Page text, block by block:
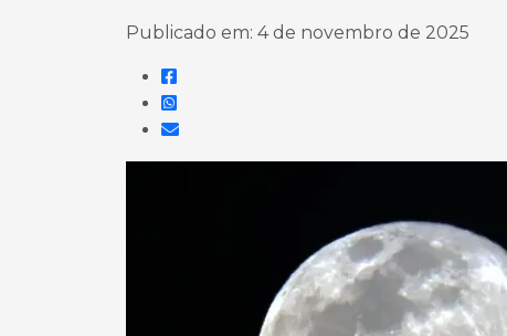
Publicado em: 4 de novembro de 2025